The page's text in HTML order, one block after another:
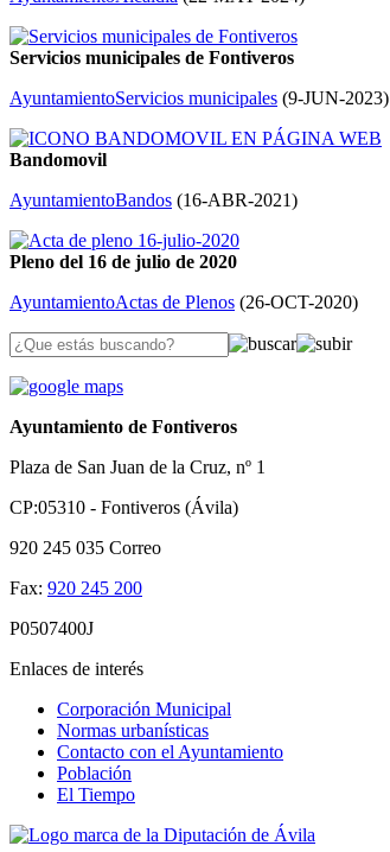
Servicios municipales de Fontiveros
AyuntamientoServicios municipales (9-JUN-2023)
Bandomovil
AyuntamientoBandos (16-ABR-2021)
Pleno del 16 de julio de 2020
AyuntamientoActas de Plenos (26-OCT-2020)
Ayuntamiento de Fontiveros
Plaza de San Juan de la Cruz, nº 1
CP:05310 - Fontiveros (Ávila)
920 245 035 Correo
Fax: 920 245 200
P0507400J
Enlaces de interés
Corporación Municipal
Normas urbanísticas
Contacto con el Ayuntamiento
Población
El Tiempo